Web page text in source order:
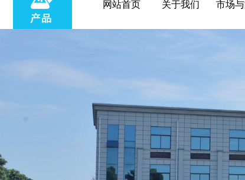
网站首页 关于我们 市场